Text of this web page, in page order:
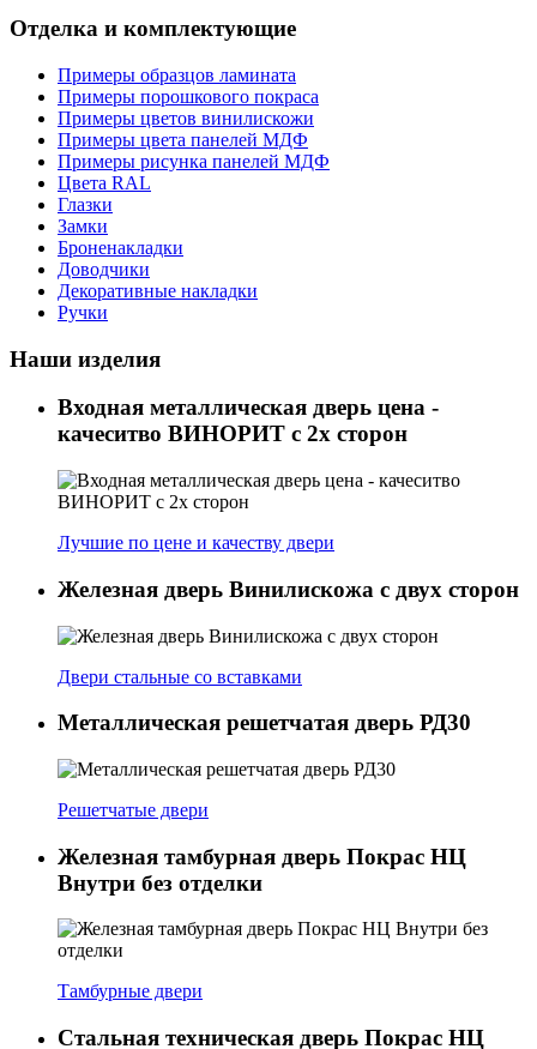
Отделка и комплектующие
Примеры образцов ламината
Примеры порошкового покраса
Примеры цветов винилискожи
Примеры цвета панелей МДФ
Примеры рисунка панелей МДФ
Цвета RAL
Глазки
Замки
Броненакладки
Доводчики
Декоративные накладки
Ручки
Наши изделия
Входная металлическая дверь цена -
качеситво ВИНОРИТ с 2х сторон
Лучшие по цене и качеству двери
Железная дверь Винилискожа с двух сторон
Двери стальные со вставками
Металлическая решетчатая дверь РД30
Решетчатые двери
Железная тамбурная дверь Покрас НЦ
Внутри без отделки
Тамбурные двери
Стальная техническая дверь Покрас НЦ